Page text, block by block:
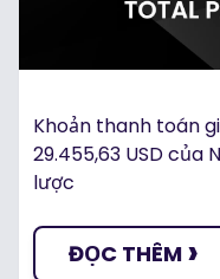
Khoản thanh toán
29.455,63 USD của
lược
ĐỌC THÊM ›